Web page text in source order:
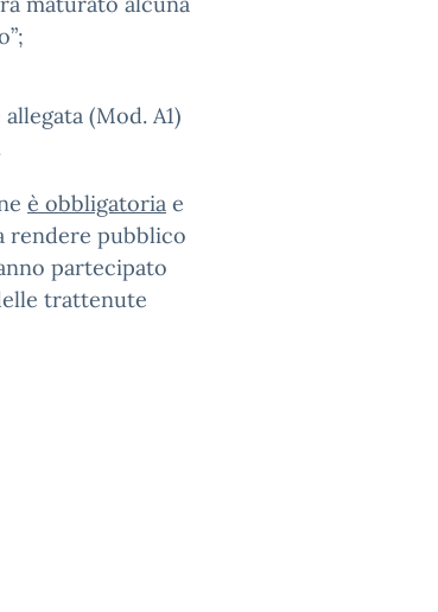
(Mod. A1)
è obbligatoria e
rendere pubblico
partecipato
trattenute